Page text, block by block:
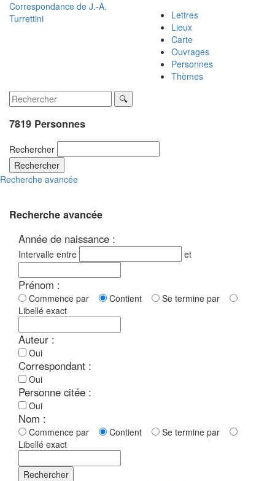
Correspondance de J.-A.
Turrettini
Lettres
Lieux
Carte
Ouvrages
Personnes
Thèmes
7819 Personnes
Rechercher
Rechercher
Recherche avancée
Recherche avancée
Année de naissance :
Intervalle entre et
Prénom :
Commence par Contient
Se termine par
Libellé exact
Auteur :
Oui
Correspondant :
Oui
Personne citée :
Oui
Nom :
Commence par Contient
Se termine par
Libellé exact
Rechercher